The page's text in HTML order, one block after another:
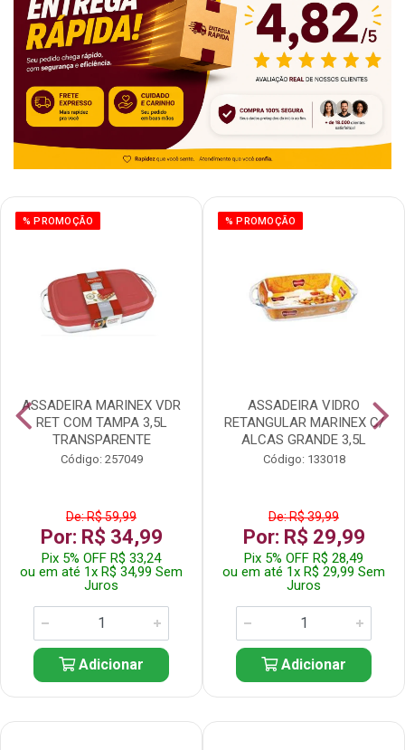
% PROMOÇÃO
ASSADEIRA MARINEX VDR
RET COM TAMPA 3,5L
TRANSPARENTE
Código: 257049
De: R$ 59,99
Por: R$ 34,99
Pix 5% OFF R$ 33,24
ou em até 1x R$ 34,99 Sem
Juros
Adicionar
% PROMOÇÃO
ASSADEIRA VIDRO
RETANGULAR MARINEX C/
ALCAS GRANDE 3,5L
Código: 133018
De: R$ 39,99
Por: R$ 29,99
Pix 5% OFF R$ 28,49
ou em até 1x R$ 29,99 Sem
Juros
Adicionar